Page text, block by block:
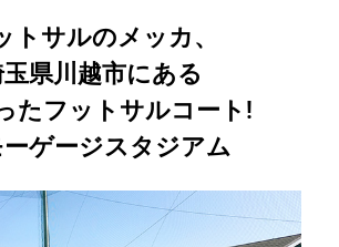
トサルのメッカ、
県川越市にある
たフットサルコート!
ーゲージスタジアム